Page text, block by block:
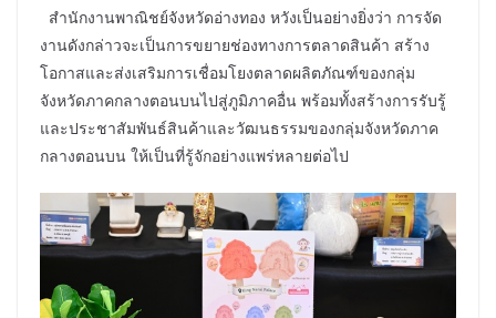
สำนักงานพาณิชย์จังหวัดอ่างทอง หวังเป็นอย่างยิ่งว่า การจัด
งานดังกล่าวจะเป็นการขยายช่องทางการตลาดสินค้า สร้าง
โอกาสและส่งเสริมการเชื่อมโยงตลาดผลิตภัณฑ์ของกลุ่ม
จังหวัดภาคกลางตอนบนไปสู่ภูมิภาคอื่น พร้อมทั้งสร้างการรับรู้
และประชาสัมพันธ์สินค้าและวัฒนธรรมของกลุ่มจังหวัดภาค
กลางตอนบน ให้เป็นที่รู้จักอย่างแพร่หลายต่อไป